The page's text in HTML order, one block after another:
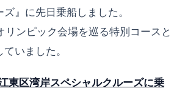
』に先日乗船しました。
リンピック会場を巡る特別コースと
いました。
東区湾岸スペシャルクルーズに乗